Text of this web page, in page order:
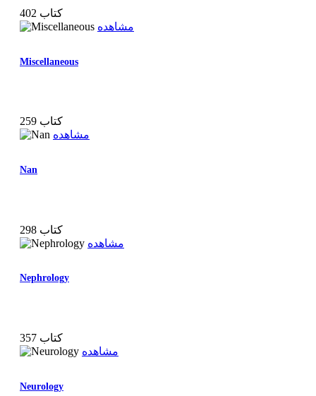
402 کتاب
مشاهده
Miscellaneous
259 کتاب
مشاهده
Nan
298 کتاب
مشاهده
Nephrology
357 کتاب
مشاهده
Neurology